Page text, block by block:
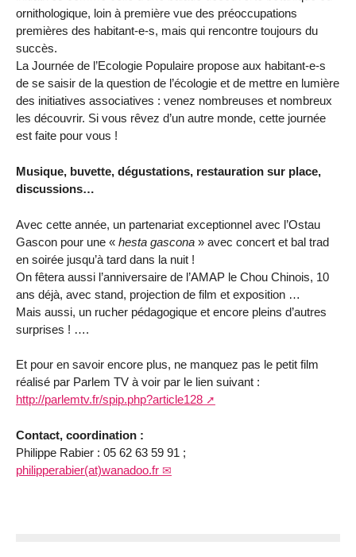
ornithologique, loin à première vue des préoccupations
premières des habitant-e-s, mais qui rencontre toujours du
succès.
La Journée de l’Ecologie Populaire propose aux habitant-e-s
de se saisir de la question de l’écologie et de mettre en lumière
des initiatives associatives : venez nombreuses et nombreux
les découvrir. Si vous rêvez d’un autre monde, cette journée
est faite pour vous !
Musique, buvette, dégustations, restauration sur place,
discussions…
Avec cette année, un partenariat exceptionnel avec l’Ostau
Gascon pour une « hesta gascona » avec concert et bal trad
en soirée jusqu’à tard dans la nuit !
On fêtera aussi l’anniversaire de l’AMAP le Chou Chinois, 10
ans déjà, avec stand, projection de film et exposition …
Mais aussi, un rucher pédagogique et encore pleins d’autres
surprises ! ….
Et pour en savoir encore plus, ne manquez pas le petit film
réalisé par Parlem TV à voir par le lien suivant :
http://parlemtv.fr/spip.php?article128
Contact, coordination :
Philippe Rabier : 05 62 63 59 91 ;
philipperabier(at)wanadoo.fr